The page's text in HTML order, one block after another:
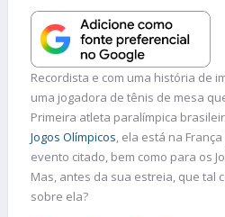
Recordista e com uma história de
uma jogadora de tênis de mesa
Primeira atleta paralímpica
Jogos Olímpicos, ela está na
evento citado, bem como para os
Mas, antes da sua estreia, que tal
sobre ela?